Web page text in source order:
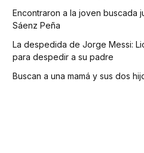
Encontraron a la joven buscada
Sáenz Peña
La despedida de Jorge Messi:
para despedir a su padre
Buscan a una mamá y sus dos